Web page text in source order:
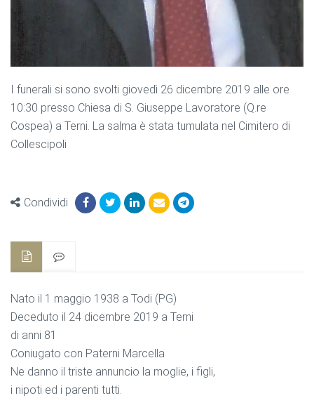
I funerali si sono svolti giovedì 26 dicembre 2019 alle ore
10:30 presso Chiesa di S. Giuseppe Lavoratore (Q.re
Cospea) a Terni. La salma è stata tumulata nel Cimitero di
Collescipoli
Condividi
Nato il 1 maggio 1938 a Todi (PG)
Deceduto il 24 dicembre 2019 a Terni
di anni 81
Coniugato con Paterni Marcella
Ne danno il triste annuncio la moglie, i figli,
i nipoti ed i parenti tutti.